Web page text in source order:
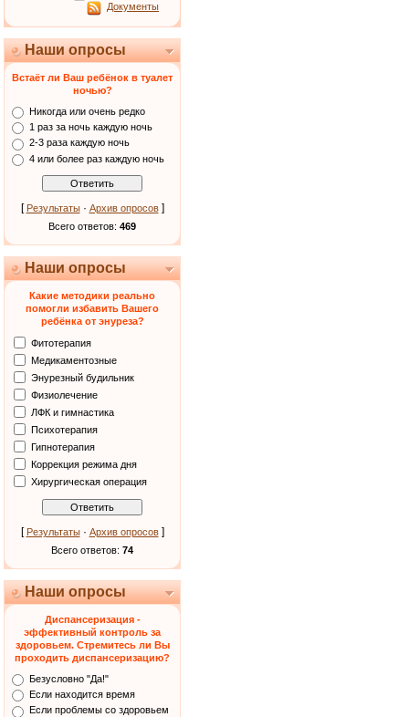
Документы
Наши опросы
Встаёт ли Ваш ребёнок в туалет
ночью?
Никогда или очень редко
1 раз за ночь каждую ночь
2-3 раза каждую ночь
4 или более раз каждую ночь
[ Результаты· Архив опросов]
Всего ответов: 469
Наши опросы
Какие методики реально
помогли избавить Вашего
ребёнка от энуреза?
Фитотерапия
Медикаментозные
Энурезный будильник
Физиолечение
ЛФК и гимнастика
Психотерапия
Гипнотерапия
Коррекция режима дня
Хирургическая операция
[ Результаты· Архив опросов]
Всего ответов: 74
Наши опросы
Диспансеризация -
эффективный контроль за
здоровьем. Стремитесь ли Вы
проходить диспансеризацию?
Безусловно "Да!"
Если находится время
Если проблемы со здоровьем